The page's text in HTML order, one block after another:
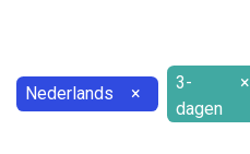
Nederlands ×
3-
dagen
×